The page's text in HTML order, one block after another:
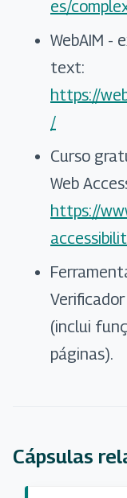
es/
WebAIM -
text:
https://
/
Curso
Web
https://
(inclui
páginas).
Cápsulas